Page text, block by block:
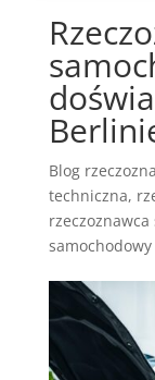
Blog
techniczna,